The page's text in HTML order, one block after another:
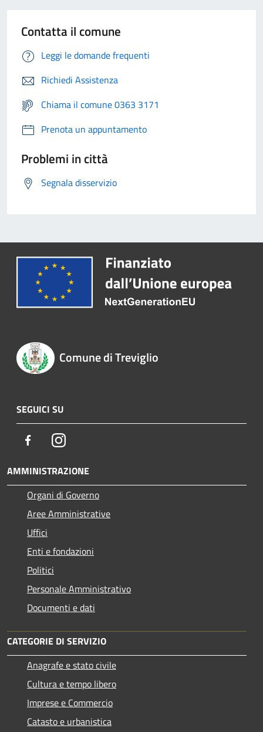
Contatta il comune
Leggi le domande frequenti
Richiedi Assistenza
Chiama il comune 0363 3171
Prenota un appuntamento
Problemi in città
Segnala disservizio
Comune di Treviglio
SEGUICI SU
FacebookInstagram
AMMINISTRAZIONE
Organi di Governo
Aree Amministrative
Uffici
Enti e fondazioni
Politici
Personale Amministrativo
Documenti e dati
CATEGORIE DI SERVIZIO
Anagrafe e stato civile
Cultura e tempo libero
Imprese e Commercio
Catasto e urbanistica